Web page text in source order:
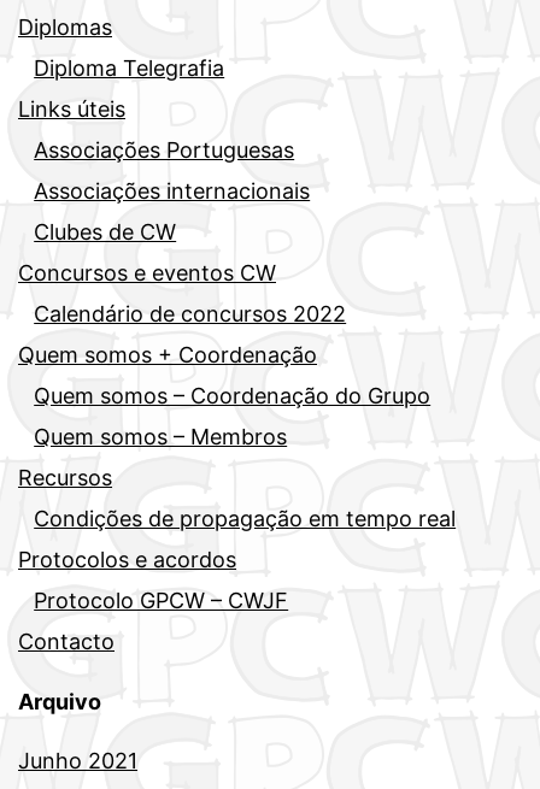
Diplomas
Diploma Telegrafia
Links úteis
Associações Portuguesas
Associações internacionais
Clubes de CW
Concursos e eventos CW
Calendário de concursos 2022
Quem somos + Coordenação
Quem somos – Coordenação do Grupo
Quem somos – Membros
Recursos
Condições de propagação em tempo real
Protocolos e acordos
Protocolo GPCW – CWJF
Contacto
Arquivo
Junho 2021